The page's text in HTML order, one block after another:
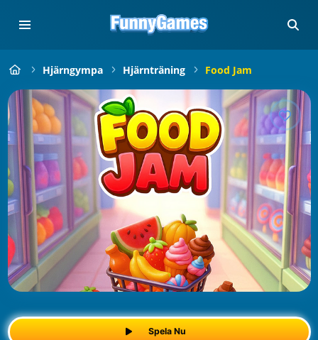
Hjärngympa Hjärnträning Food Jam
Spela Nu